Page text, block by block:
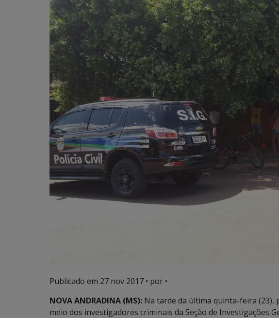
Publicado em 27 nov 2017 • por •
NOVA ANDRADINA (MS): Na tarde da última quinta-feira (23),
meio dos investigadores criminais da Seção de Investigações